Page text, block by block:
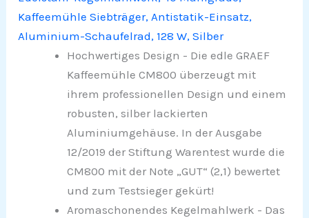
Kaffeemühle Siebträger, Antistatik-Einsatz,
Aluminium-Schaufelrad, 128 W, Silber
Hochwertiges Design - Die edle GRAEF
Kaffeemühle CM800 überzeugt mit
ihrem professionellen Design und einem
robusten, silber lackierten
Aluminiumgehäuse. In der Ausgabe
12/2019 der Stiftung Warentest wurde die
CM800 mit der Note „GUT“ (2,1) bewertet
und zum Testsieger gekürt!
Aromaschonendes Kegelmahlwerk - Das